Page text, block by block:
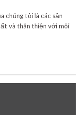
chúng tôi là các sản
và thân thiện với môi